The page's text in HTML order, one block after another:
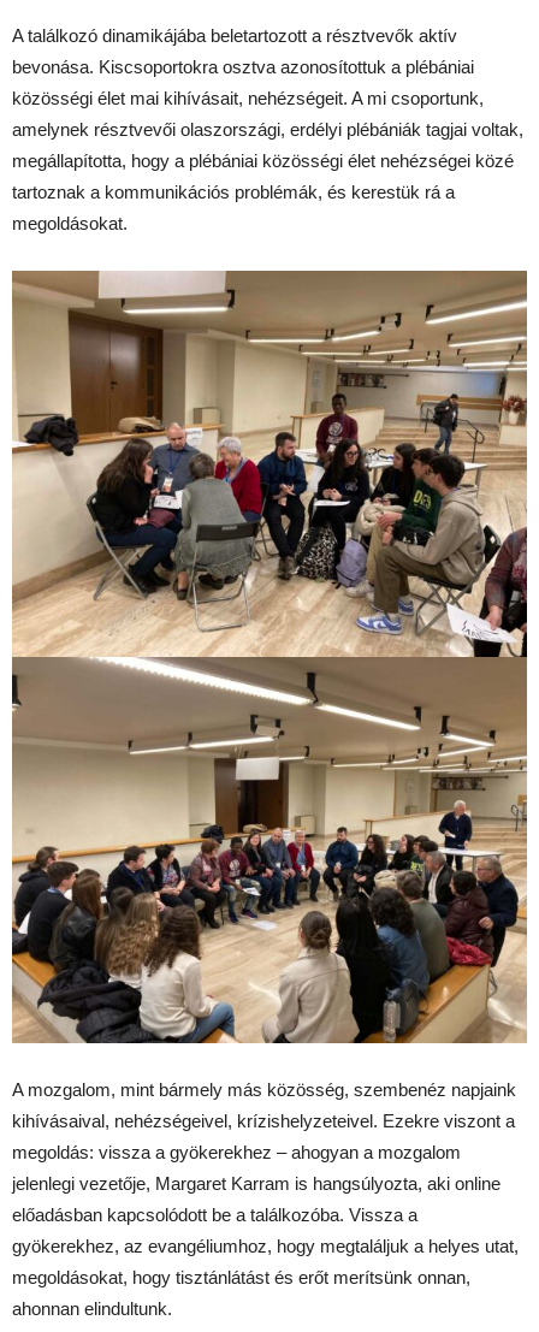
A találkozó dinamikájába beletartozott a résztvevők aktív
bevonása. Kiscsoportokra osztva azonosítottuk a plébániai
közösségi élet mai kihívásait, nehézségeit. A mi csoportunk,
amelynek résztvevői olaszországi, erdélyi plébániák tagjai voltak,
megállapította, hogy a plébániai közösségi élet nehézségei közé
tartoznak a kommunikációs problémák, és kerestük rá a
megoldásokat.
A mozgalom, mint bármely más közösség, szembenéz napjaink
kihívásaival, nehézségeivel, krízishelyzeteivel. Ezekre viszont a
megoldás: vissza a gyökerekhez – ahogyan a mozgalom
jelenlegi vezetője, Margaret Karram is hangsúlyozta, aki online
előadásban kapcsolódott be a találkozóba. Vissza a
gyökerekhez, az evangéliumhoz, hogy megtaláljuk a helyes utat,
megoldásokat, hogy tisztánlátást és erőt merítsünk onnan,
ahonnan elindultunk.